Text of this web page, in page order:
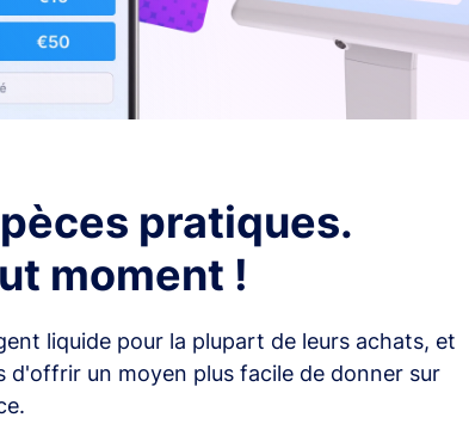
pratiques.
moment !
liquide pour la plupart de leurs achats, et
d'offrir un moyen plus facile de donner sur